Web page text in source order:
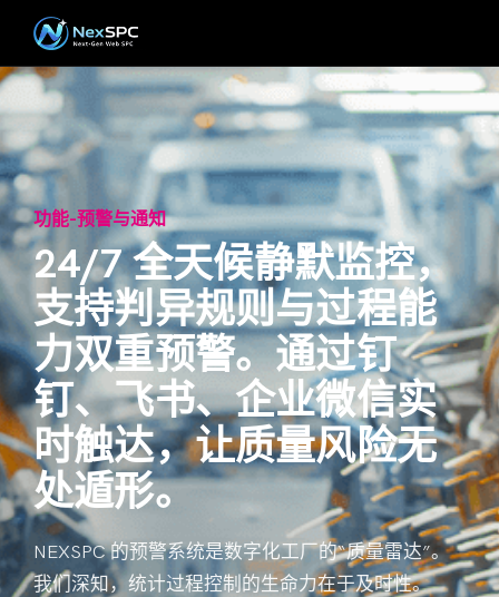
功能-预警与通知
24/7 全天候静默监控，
支持判异规则与过程能
力双重预警。通过钉
钉、飞书、企业微信实
时触达，让质量风险无
处遁形。
NEXSPC 的预警系统是数字化工厂的“质量雷达”。
我们深知，统计过程控制的生命力在于及时性。